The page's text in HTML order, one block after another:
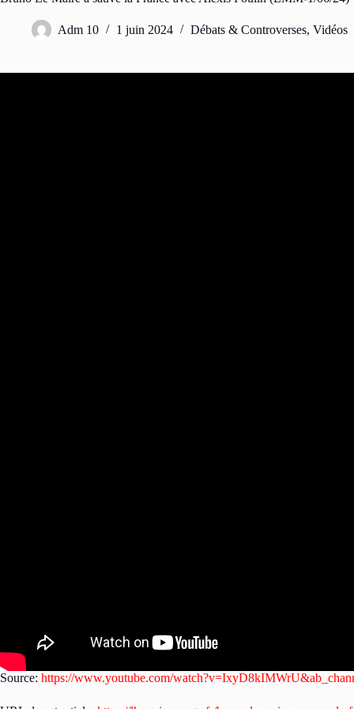
Adm 10 1 juin 2024 Débats & Controverses, Vidéos
Source: https://www.youtube.com/